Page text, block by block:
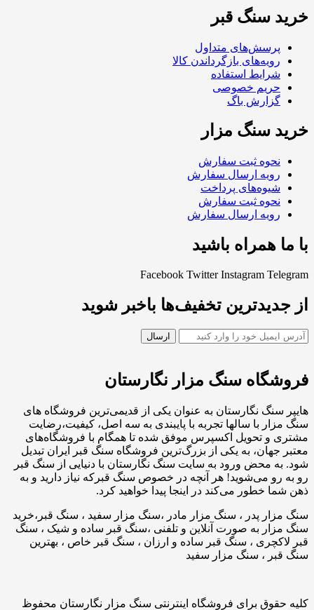
خرید سنگ قبر
پرسش‌های متداول
رویه‌های بازگرداندن کالا
شرایط استفاده
حریم خصوصی
گزارش باگ
خرید سنگ مزار
نحوه ثبت سفارش
رویه ارسال سفارش
شیوه‌های پرداخت
نحوه ثبت سفارش
رویه ارسال سفارش
با ما همراه باشید
Facebook Twitter Instagram Telegram
از جدیدترین تخفیف‌ها باخبر شوید
فروشگاه سنگ مزار نگارستان
هایپر سنگ نگارستان به عنوان یکی از قدیمی‌ترین فروشگاه های
سنگ مزار با سالها تجربه با پایبندی به سه اصل، کیفیت،رضایت
مشتری و تحویل اکسپرس موفق شده تا همگام با فروشگاه‌های
معتبر جهان، به یکی از بزرگ‌ترین فروشگاه سنگ قبر ایران تبدیل
شود. به محض ورود به سایت سنگ نگارستان با دنیایی از سنگ قبر
رو به رو می‌شوید! هر آنچه در خصوص سنگ قبرکه نیاز دارید و به
ذهن شما خطور می‌کند در اینجا پیدا خواهید کرد.
سنگ مزار پدر ، سنگ مزار مادر ،سنگ مزار سفید ، سنگ قبر،خرید
سنگ مزار به صورت آنلاین و تلفنی ،سنگ قبر ساده و شیک ، سنگ
قبر لاکچری ، سنگ قبر ساده و ارزان ، سنگ قبر خاص ، بهترین
سنگ قبر ، سنگ مزار سفید
کلیه حقوق برای فروشگاه اینترنتی سنگ مزار نگارستان محفوظ